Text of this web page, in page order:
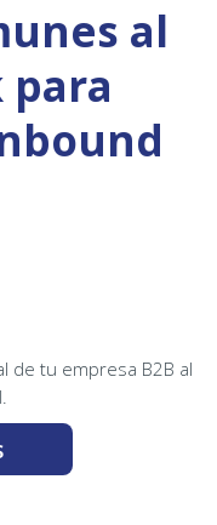
al
para
de tu empresa B2B al